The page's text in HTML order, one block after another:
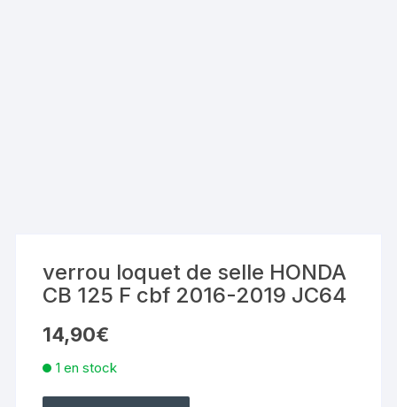
verrou loquet de selle HONDA
CB 125 F cbf 2016-2019 JC64
14,90€
1 en stock